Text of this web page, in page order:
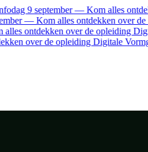
— Kom alles ontdekken
alles ontdekken over de
over de opleiding Digitale
de opleiding Digitale